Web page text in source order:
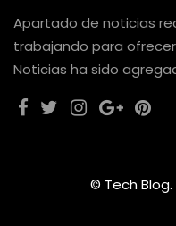
Apartado de noticias
trabajando para
Noticias ha sido
© Tech Blog.